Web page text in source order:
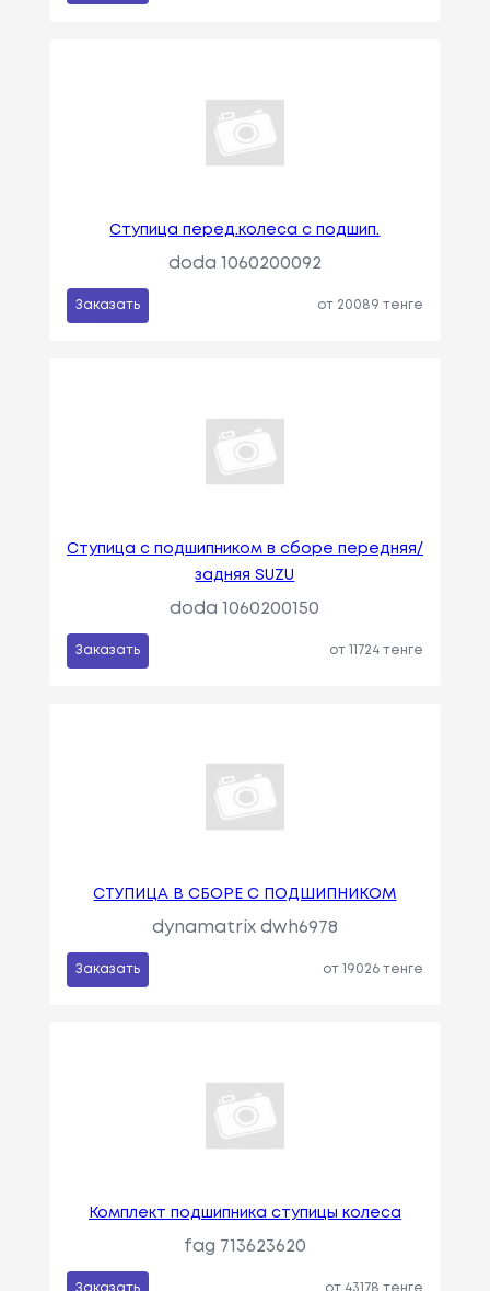
Ступица перед.колеса с подшип.
doda 1060200092
Заказать от 20089 тенге
Ступица с подшипником в сборе передняя/
задняя SUZU
doda 1060200150
Заказать от 11724 тенге
СТУПИЦА В СБОРЕ С ПОДШИПНИКОМ
dynamatrix dwh6978
Заказать от 19026 тенге
Комплект подшипника ступицы колеса
fag 713623620
Заказать от 43178 тенге